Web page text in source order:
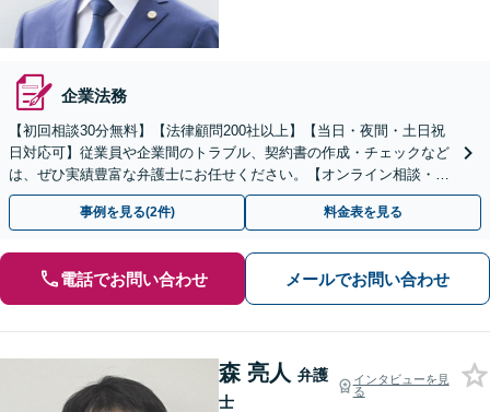
企業法務
【初回相談30分無料】【法律顧問200社以上】【当日・夜間・土日祝
日対応可】従業員や企業間のトラブル、契約書の作成・チェックなど
は、ぜひ実績豊富な弁護士にお任せください。【オンライン相談・電
子契約に対応】
事例を見る(2件) 料金表を見る
電話でお問い合わせ メールでお問い合わせ
森 亮人 弁護
士
インタビューを見
る